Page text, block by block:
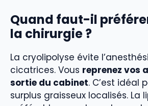
Quand faut-il
la chirurgie ?
La cryolipolyse évite
cicatrices. Vous reprenez vos
sortie du cabinet. C’est idéal
surplus graisseux localisés. La